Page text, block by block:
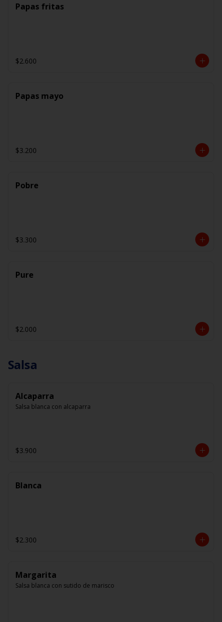
Papas fritas
$2.600
Papas mayo
$3.200
Pobre
$3.300
Pure
$2.000
Salsa
Alcaparra
Salsa blanca con alcaparra
$3.900
Blanca
$2.300
Margarita
Salsa blanca con sutido de marisco